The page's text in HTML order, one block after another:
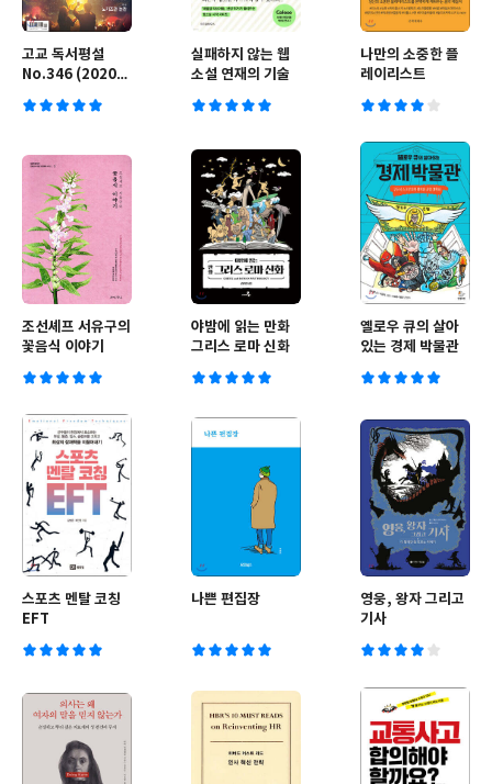
고교 독서평설
No.346 (2020년
실패하지 않는 웹
소설 연재의 기술
나만의 소중한 플
레이리스트
조선셰프 서유구의
꽃음식 이야기
야밤에 읽는 만화
그리스 로마 신화
옐로우 큐의 살아
있는 경제 박물관
스포츠 멘탈 코칭
EFT
나쁜 편집장
영웅, 왕자 그리고
기사